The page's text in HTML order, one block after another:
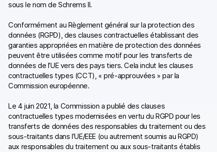
sous le nom de Schrems II.
Conformément au Règlement général sur la protection des
données (RGPD), des clauses contractuelles établissant des
garanties appropriées en matière de protection des données
peuvent être utilisées comme motif pour les transferts de
données de l’UE vers des pays tiers. Cela inclut les clauses
contractuelles types (CCT), « pré-approuvées » par la
Commission européenne.
Le 4 juin 2021, la Commission a publié des clauses
contractuelles types modernisées en vertu du RGPD pour les
transferts de données des responsables du traitement ou des
sous-traitants dans l’UE/EEE (ou autrement soumis au RGPD)
aux responsables du traitement ou aux sous-traitants établis